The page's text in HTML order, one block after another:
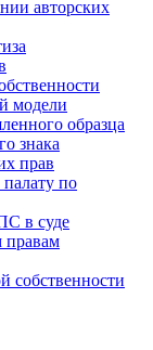
авторских
модели
образца
знака
прав
по
в суде
правам
собственности